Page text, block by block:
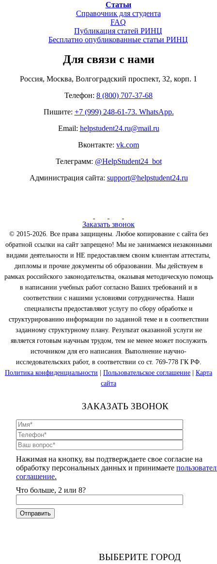
Статьи
Справочник для студента
FAQ
Публикация статей РИНЦ
Бесплатно опубликованные статьи РИНЦ
Для связи с нами
Россия, Москва, Волгоградский проспект, 32, корп. 1
Телефон: 8 (800) 707-37-68
Пишите: +7 (999) 248-61-73. WhatsApp.
Email: helpstudent24.ru@mail.ru
Вконтакте: vk.com
Телеграмм: @HelpStudent24_bot
Администрация сайта: support@helpstudent24.ru
Заказать звонок
© 2015-2026. Все права защищены. Любое копирование с сайта без
обратной ссылки на сайт запрещено! Мы не занимаемся незаконными
видами деятельности и НЕ предоставляем своим клиентам аттестаты,
дипломы и прочие документы об образовании. Мы действуем в
рамках российского законодательства, оказывая методическую помощь
в написании учебных работ согласно Ваших требований и в
соответствии с нашими условиями сотрудничества. Наши
специалисты предоставляют услугу по сбору обработке и
структурированию информации по заданной теме и в соответствии
заданному структурному плану. Результат оказанной услуги не
является готовым научным трудом, тем не менее может послужить
источником для его написания. Выполнение научно-
исследовательских работ, в соответствии со ст. 769-778 ГК РФ.
Политика конфиденциальности
Пользовательское соглашение
Карта
сайта
ЗАКАЗАТЬ ЗВОНОК
Нажимая на кнопку, вы подтверждаете свое согласие на
обработку персональных данных и принимаете
соглашение.
Что больше, 2 или 8?
ВЫБЕРИТЕ ГОРОД